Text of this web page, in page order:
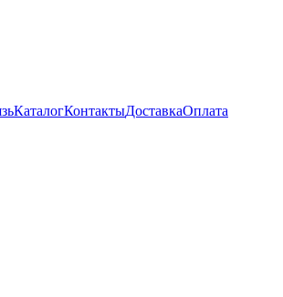
КаталогКонтактыДоставкаОплата